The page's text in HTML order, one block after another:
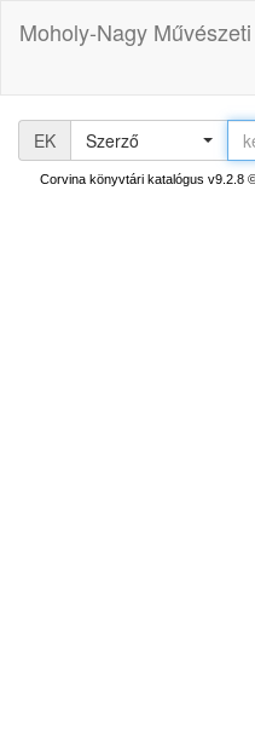
Moholy-Nagy
EK Szerző
Corvina könyvtári katalógus v9.2.8©